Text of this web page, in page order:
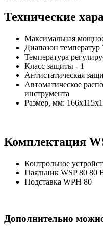
Технические
Максимальная
Диапазон температур
Температура
Класс защиты - 1
Антистатическая
Автоматическое
инструмента
Размер, мм:
Комплектация
Контрольное
Паяльник WSP 80
Подставка WPH 80
Дополнительно